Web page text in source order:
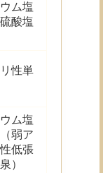
ム塩
酸塩
性単
ム塩
弱ア
低張
）